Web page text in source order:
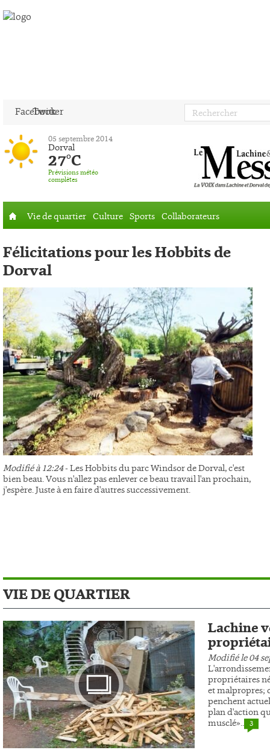
Facebook
Twitter
05 septembre 2014
Dorval
27°C
Prévisions météo
complètes
Vie de quartier Culture Sports Collaborateurs
Félicitations pour les Hobbits de
Dorval
Modifié à 12:24- Les Hobbits du parc Windsor de Dorval, c'est
bien beau. Vous n'allez pas enlever ce beau travail l'an prochain,
j'espère. Juste à en faire d'autres successivement.
VIE DE QUARTIER
Lachine
Modifié le 04
propriétaires
et malpropres;
penchent
plan d'action
musclé».. 3
Photo